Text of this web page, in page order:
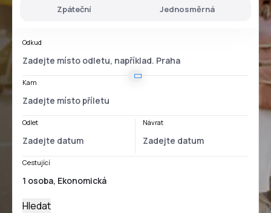
Zpáteční Jednosměrná
Odkud
Kam
Odlet Návrat
Cestující
Hledat